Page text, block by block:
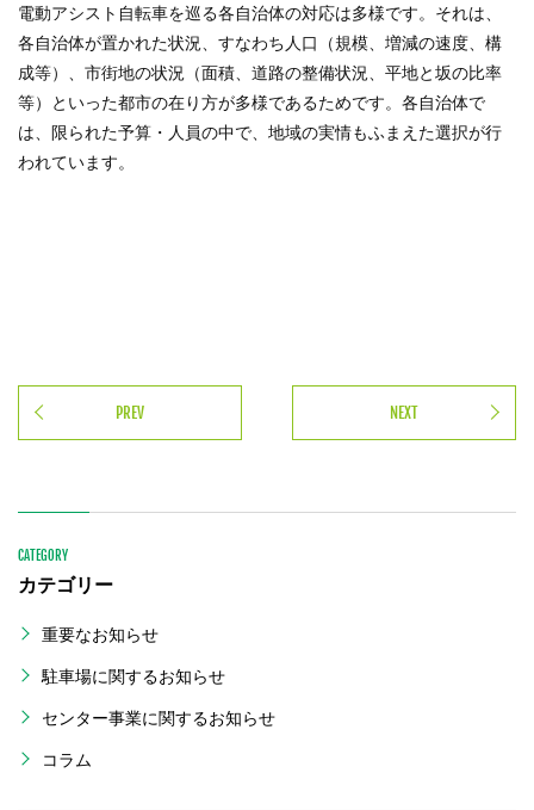
電動アシスト自転車を巡る各自治体の対応は多様です。それは、
各自治体が置かれた状況、すなわち人口（規模、増減の速度、構
成等）、市街地の状況（面積、道路の整備状況、平地と坂の比率
等）といった都市の在り方が多様であるためです。各自治体で
は、限られた予算・人員の中で、地域の実情もふまえた選択が行
われています。
PREV NEXT
CATEGORY
カテゴリー
重要なお知らせ
駐車場に関するお知らせ
センター事業に関するお知らせ
コラム